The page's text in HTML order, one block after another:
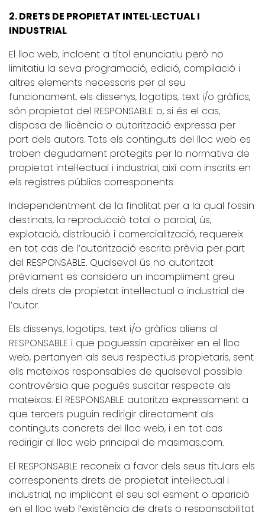
2. DRETS DE PROPIETAT INTEL·LECTUAL I
INDUSTRIAL
El lloc web, incloent a títol enunciatiu però no
limitatiu la seva programació, edició, compilació i
altres elements necessaris per al seu
funcionament, els dissenys, logotips, text i/o gràfics,
són propietat del RESPONSABLE o, si és el cas,
disposa de llicència o autorització expressa per
part dels autors. Tots els continguts del lloc web es
troben degudament protegits per la normativa de
propietat intel·lectual i industrial, així com inscrits en
els registres públics corresponents.
Independentment de la finalitat per a la qual fossin
destinats, la reproducció total o parcial, ús,
explotació, distribució i comercialització, requereix
en tot cas de l’autorització escrita prèvia per part
del RESPONSABLE. Qualsevol ús no autoritzat
prèviament es considera un incompliment greu
dels drets de propietat intel·lectual o industrial de
l’autor.
Els dissenys, logotips, text i/o gràfics aliens al
RESPONSABLE i que poguessin aparèixer en el lloc
web, pertanyen als seus respectius propietaris, sent
ells mateixos responsables de qualsevol possible
controvèrsia que pogués suscitar respecte als
mateixos. El RESPONSABLE autoritza expressament a
que tercers puguin redirigir directament als
continguts concrets del lloc web, i en tot cas
redirigir al lloc web principal de masimas.com.
El RESPONSABLE reconeix a favor dels seus titulars els
corresponents drets de propietat intel·lectual i
industrial, no implicant el seu sol esment o aparició
en el lloc web l’existència de drets o responsabilitat